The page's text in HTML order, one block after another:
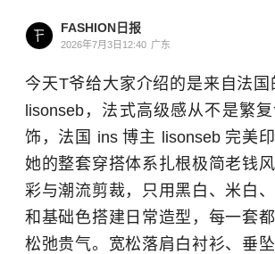
FASHION日报
2026年7月3日12:40 广东
今天T爷给大家介绍的是来自法国
lisonseb，法式高级感从不是繁
饰，法国 ins 博主 lisonseb 完美印
她的整套穿搭体系扎根极简老钱
彩与潮流剪裁，只用黑白、米白
和基础色搭建日常造型，每一套
松弛贵气。宽松落肩白衬衫、垂坠